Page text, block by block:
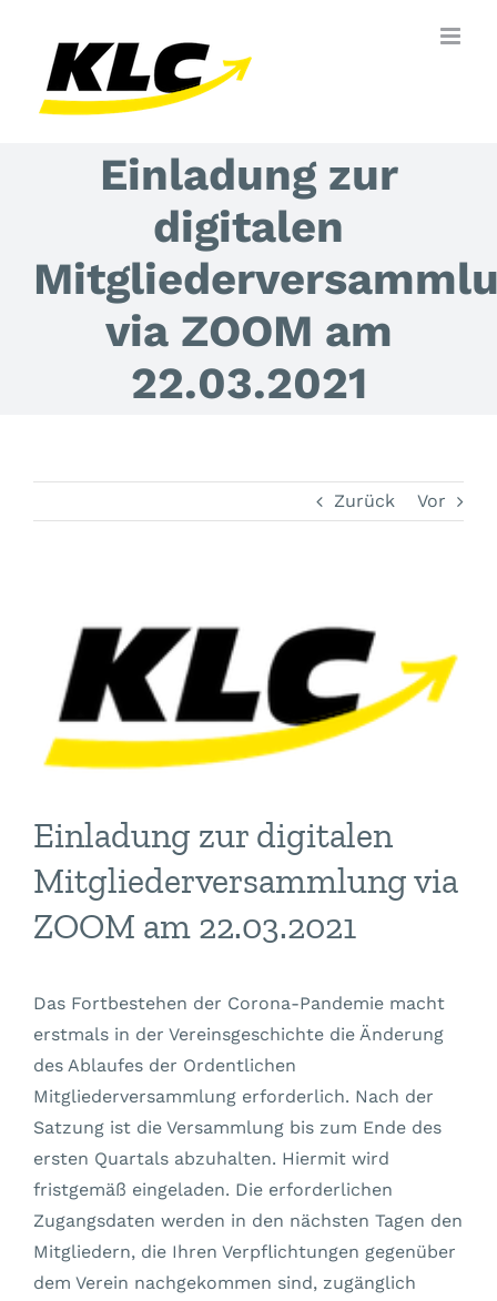
springen
Einladung zur
digitalen
via ZOOM am
22.03.2021
Zurück Vor
grösseres
Einladung zur digitalen
Mitgliederversammlung via
ZOOM am 22.03.2021
Das Fortbestehen der Corona-Pandemie macht
erstmals in der Vereinsgeschichte die Änderung
des Ablaufes der Ordentlichen
Mitgliederversammlung erforderlich. Nach der
Satzung ist die Versammlung bis zum Ende des
ersten Quartals abzuhalten. Hiermit wird
fristgemäß eingeladen. Die erforderlichen
Zugangsdaten werden in den nächsten Tagen den
Mitgliedern, die Ihren Verpflichtungen gegenüber
dem Verein nachgekommen sind, zugänglich